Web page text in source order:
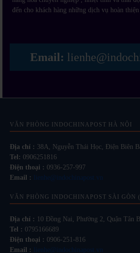
đến cho khách hàng những dịch vụ hoàn
Email:
VĂN PHÒNG INDOCHINAPOST HÀ NỘI
Địa chỉ : 38A, Nguyễn Thái Học, Điện Biên
Tel: 0906251816
Điện thoại : 0936-257-997
Email :
lienhe@indochinapost.vn
VĂN PHÒNG INDOCHINAPOST SÀI GÒN
Địa chỉ : 10 Đồng Nai, Phường 2, Quận Tân
Tel : 0795166689
Điện thoại : 0906-251-816
Email :
lienhe@indochinapost.vn